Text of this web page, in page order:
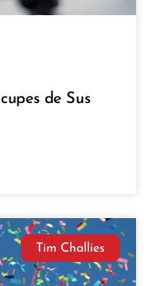
de Sus
Tim Challies